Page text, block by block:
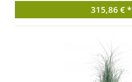
315,86 € *